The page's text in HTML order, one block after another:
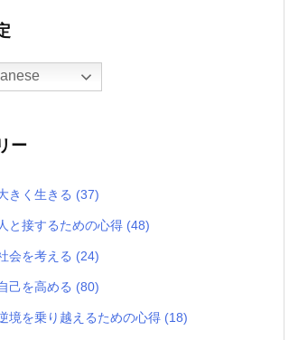
ー
く生きる (37)
接するための心得 (48)
を考える (24)
を高める (80)
を乗り越えるための心得 (18)